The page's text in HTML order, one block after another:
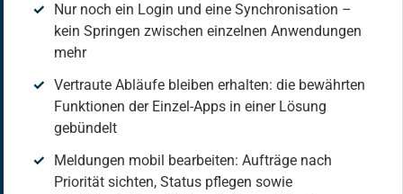
Nur noch ein Login und eine Synchronisation –
kein Springen zwischen einzelnen Anwendungen
mehr
Vertraute Abläufe bleiben erhalten: die bewährten
Funktionen der Einzel-Apps in einer Lösung
gebündelt
Meldungen mobil bearbeiten: Aufträge nach
Priorität sichten, Status pflegen sowie